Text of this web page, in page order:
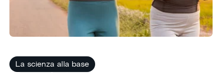
La scienza alla base